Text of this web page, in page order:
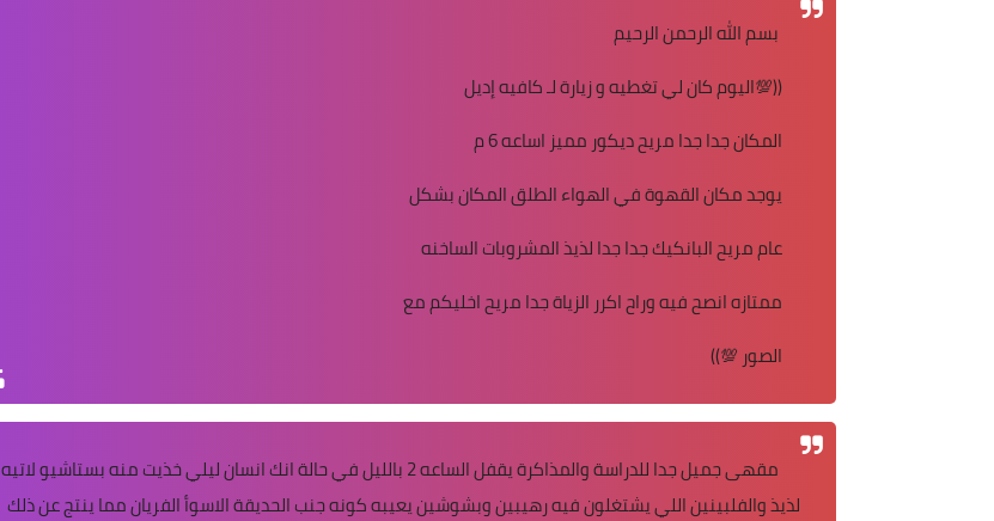
بسم الله الرحمن الرحيم
((💯اليوم كان لي تغطيه و زيارة لـ كافيه إديل
المكان جدا جدا مريح ديكور مميز اساعه 6 م
يوجد مكان القهوة في الهواء الطلق المكان بشكل
عام مريح البانكيك جدا جدا لذيذ المشروبات الساخنه
ممتازه انصح فيه وراح اكرر الزياة جدا مريح اخليكم مع
الصور 💯))
مقهى جميل جدا للدراسة والمذاكرة يقفل الساعه 2 بالليل في حالة انك انسان ليلي خذيت منه بستاشيو لاتيه
لذيذ والفلبينين اللي يشتغلون فيه رهيبين وبشوشين يعيبه كونه جنب الحديقة الاسوأ الفريان مما ينتج عن ذلك